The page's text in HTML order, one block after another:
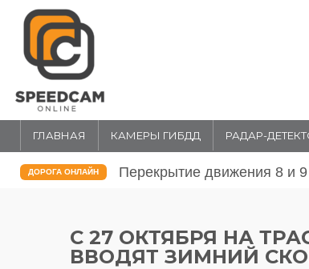
ГЛАВНАЯ КАМЕРЫ ГИБДД РАДАР-
ДОРОГА ОНЛАЙН Перекрытие движения 31
С 27 ОКТЯБРЯ НА
ВВОДЯТ ЗИМНИЙ